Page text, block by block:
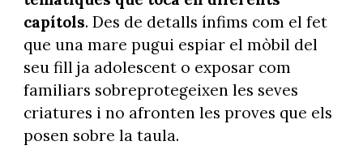
capítols. Des de detalls ínfims com el fet
que una mare pugui espiar el mòbil del
seu fill ja adolescent o exposar com
familiars sobreprotegeixen les seves
criatures i no afronten les proves que els
posen sobre la taula.